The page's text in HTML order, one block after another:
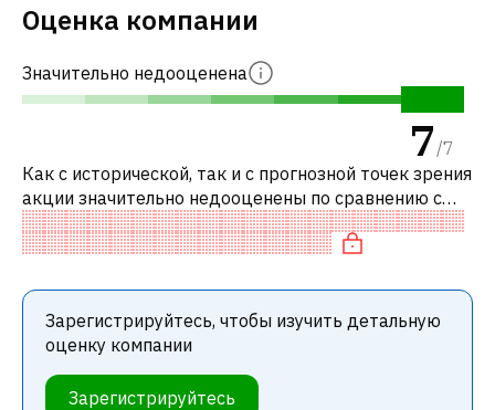
Оценка компании
Значительно недооценена
7/7
Как с исторической, так и с прогнозной точек зрения
акции значительно недооценены по сравнению с
аналогичными акциями. В частности, акция
недооценена по EV/EBITDA.
Зарегистрируйтесь, чтобы изучить детальную
оценку компании
Зарегистрируйтесь